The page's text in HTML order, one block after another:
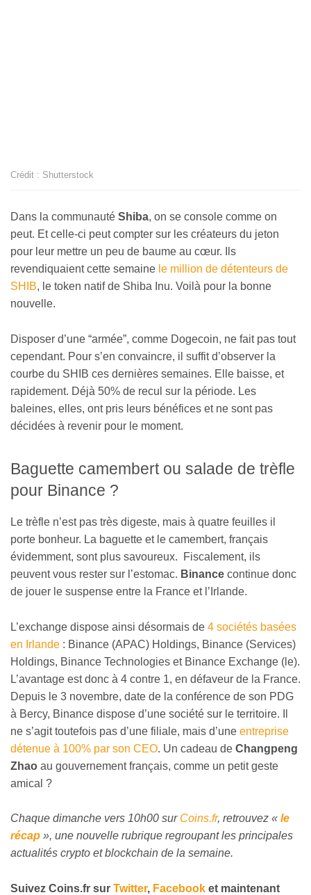
Crédit : Shutterstock
Dans la communauté Shiba, on se console comme on
peut. Et celle-ci peut compter sur les créateurs du jeton
pour leur mettre un peu de baume au cœur. Ils
revendiquaient cette semaine le million de détenteurs de
SHIB, le token natif de Shiba Inu. Voilà pour la bonne
nouvelle.
Disposer d’une “armée”, comme Dogecoin, ne fait pas tout
cependant. Pour s’en convaincre, il suffit d’observer la
courbe du SHIB ces dernières semaines. Elle baisse, et
rapidement. Déjà 50% de recul sur la période. Les
baleines, elles, ont pris leurs bénéfices et ne sont pas
décidées à revenir pour le moment.
Baguette camembert ou salade de trèfle
pour Binance ?
Le trèfle n’est pas très digeste, mais à quatre feuilles il
porte bonheur. La baguette et le camembert, français
évidemment, sont plus savoureux. Fiscalement, ils
peuvent vous rester sur l’estomac. Binance continue donc
de jouer le suspense entre la France et l’Irlande.
L’exchange dispose ainsi désormais de 4 sociétés basées
en Irlande : Binance (APAC) Holdings, Binance (Services)
Holdings, Binance Technologies et Binance Exchange (le).
L’avantage est donc à 4 contre 1, en défaveur de la France.
Depuis le 3 novembre, date de la conférence de son PDG
à Bercy, Binance dispose d’une société sur le territoire. Il
ne s’agit toutefois pas d’une filiale, mais d’une entreprise
détenue à 100% par son CEO. Un cadeau de Changpeng
Zhao au gouvernement français, comme un petit geste
amical ?
Chaque dimanche vers 10h00 sur Coins.fr, retrouvez « le
récap », une nouvelle rubrique regroupant les principales
actualités crypto et blockchain de la semaine.
Suivez Coins.fr sur Twitter, Facebook et maintenant